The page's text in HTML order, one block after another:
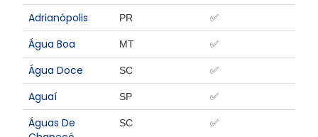
Adrianópolis PR ✅
Água Boa MT ✅
Água Doce SC ✅
Aguaí SP ✅
Águas De
SC ✅